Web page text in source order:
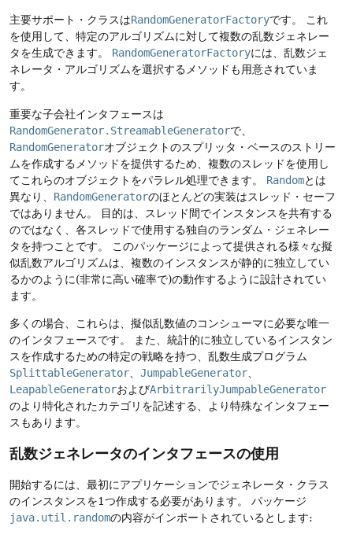
主要サポート・クラスはRandomGeneratorFactoryです。
これ
を使用して、特定のアルゴリズムに対して複数の乱数ジェネレー
タを生成できます。
RandomGeneratorFactoryには、乱数ジェ
ネレータ・アルゴリズムを選択するメソッドも用意されていま
す。
重要な子会社インタフェースは
RandomGenerator.StreamableGeneratorで、
RandomGeneratorオブジェクトのスプリッタ・ベースのストリー
ムを作成するメソッドを提供するため、複数のスレッドを使用し
てこれらのオブジェクトをパラレル処理できます。
Randomとは
異なり、 RandomGeneratorのほとんどの実装はスレッド・セーフ
ではありません。
目的は、スレッド間でインスタンスを共有する
のではなく、各スレッドで使用する独自のランダム・ジェネレー
タを持つことです。
このパッケージによって提供される様々な擬
似乱数アルゴリズムは、複数のインスタンスが静的に独立してい
るかのように(非常に高い確率で)の動作するように設計されてい
ます。
多くの場合、これらは、擬似乱数値のコンシューマに必要な唯一
のインタフェースです。
また、統計的に独立しているインスタン
スを作成するための特定の戦略を持つ、乱数生成プログラム
SplittableGenerator
JumpableGenerator
LeapableGeneratorおよびArbitrarilyJumpableGenerator
のより特化されたカテゴリを記述する、より特殊なインタフェー
スもあります。
乱数ジェネレータのインタフェースの使用
開始するには、最初にアプリケーションでジェネレータ・クラス
のインスタンスを1つ作成する必要があります。
パッケージ
java.util.randomの内容がインポートされているとします: